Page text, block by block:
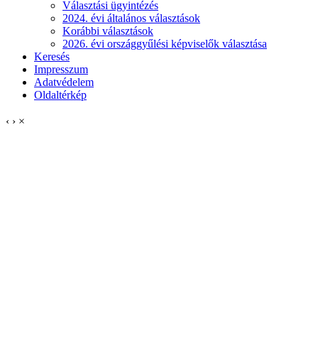
Választási ügyintézés
2024. évi általános választások
Korábbi választások
2026. évi országgyűlési képviselők választása
Keresés
Impresszum
Adatvédelem
Oldaltérkép
‹ › ×